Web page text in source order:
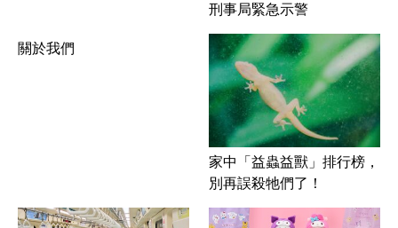
刑事局緊急示警
關於我們
家中「益蟲益獸」排行榜，
別再誤殺牠們了！